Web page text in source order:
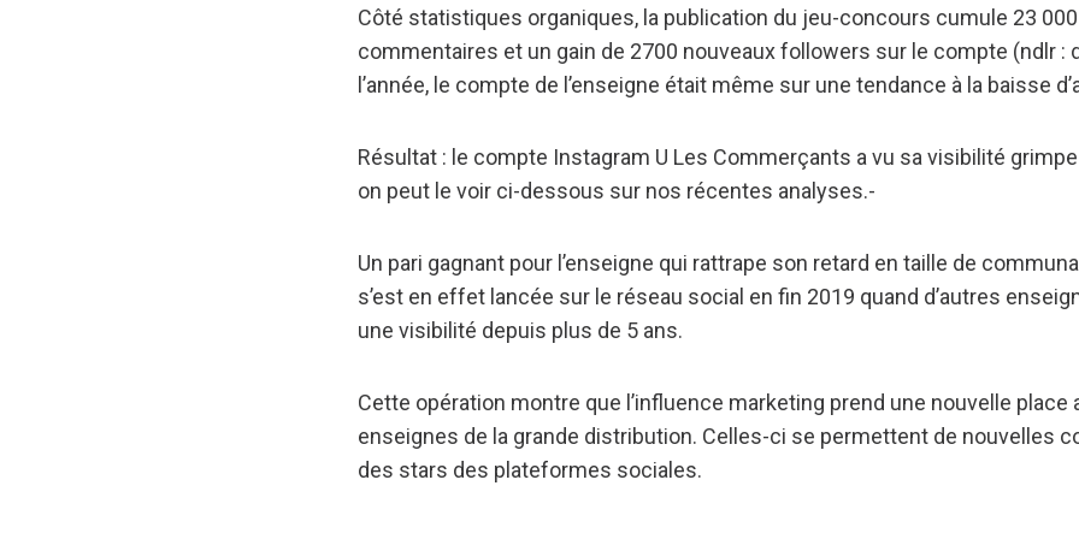
Côté statistiques organiques, la publication du jeu-concours cumule 23
commentaires et un gain de 2700 nouveaux followers sur le compte (ndlr :
l’année, le compte de l’enseigne était même sur une tendance à la baisse
Résultat : le compte Instagram U Les Commerçants a vu sa visibilité
on peut le voir ci-dessous sur nos récentes analyses.-
Un pari gagnant pour l’enseigne qui rattrape son retard en taille de
s’est en effet lancée sur le réseau social en fin 2019 quand d’autres
une visibilité depuis plus de 5 ans.
Cette opération montre que l’influence marketing prend une nouvelle place
enseignes de la grande distribution. Celles-ci se permettent de nouvelles
des stars des plateformes sociales.